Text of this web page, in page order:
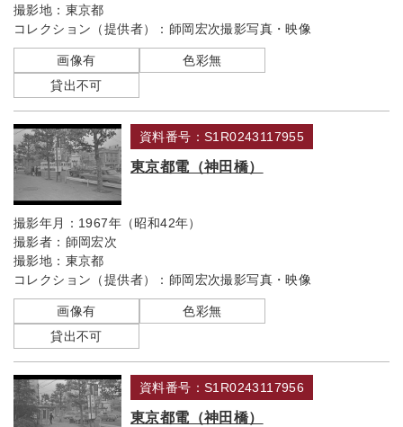
撮影地： 東京都
コレクション（提供者）： 師岡宏次撮影写真・映像
画像有
色彩無
貸出不可
資料番号：S1R0243117955
東京都電（神田橋）
撮影年月： 1967年（昭和42年）
撮影者： 師岡宏次
撮影地： 東京都
コレクション（提供者）： 師岡宏次撮影写真・映像
画像有
色彩無
貸出不可
資料番号：S1R0243117956
東京都電（神田橋）